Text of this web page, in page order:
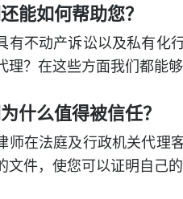
能如何帮助您？
有不动产诉讼以及私有化
理？在这些方面我们都能够
什么值得被信任？
师在法庭及行政机关代理
文件，使您可以证明自己